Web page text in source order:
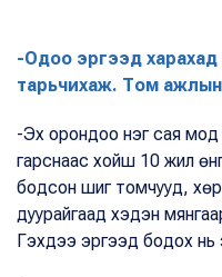
-Одоо эргээд харахад
тарьчихаж. Том
-Эх орондоо нэг сая
гарснаас хойш 10 жил
бодсон шиг томчууд,
дуурайгаад хэдэн
Гэхдээ эргээд бодох